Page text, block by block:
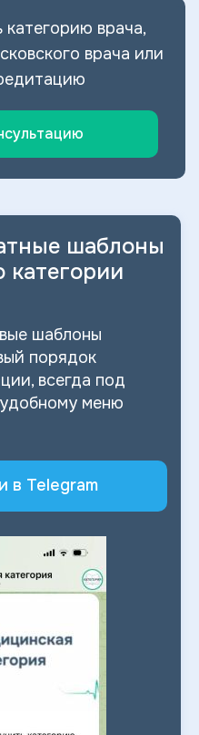
врача,
врача или
шаблоны
категории
шаблоны
порядок
всегда под
удобному меню
в Telegram